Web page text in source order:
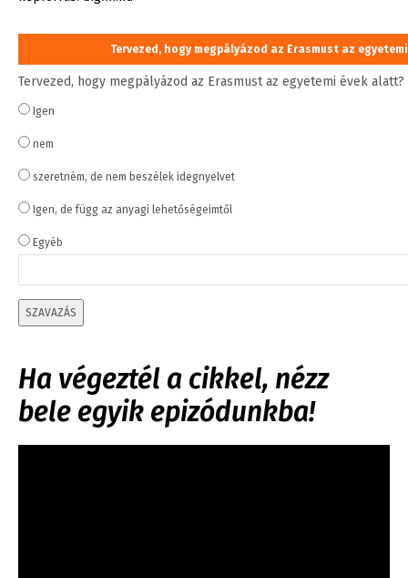
Tervezed, hogy megpályázod az Erasmust az
Tervezed, hogy megpályázod az Erasmust az egyetemi évek alatt?
Igen
nem
szeretném, de nem beszélek idegnyelvet
Igen, de függ az anyagi lehetőségeimtől
Egyéb
SZAVAZÁS
Ha végeztél a cikkel, nézz
bele egyik epizódunkba!